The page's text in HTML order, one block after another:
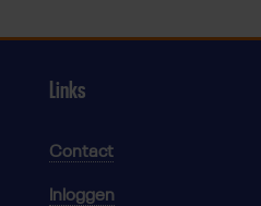
Links
Contact
Inloggen